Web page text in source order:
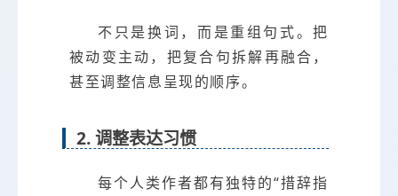
不只是换词，而是重组句式。把
被动变主动，把复合句拆解再融合，
甚至调整信息呈现的顺序。
2. 调整表达习惯
每个人类作者都有独特的“措辞指